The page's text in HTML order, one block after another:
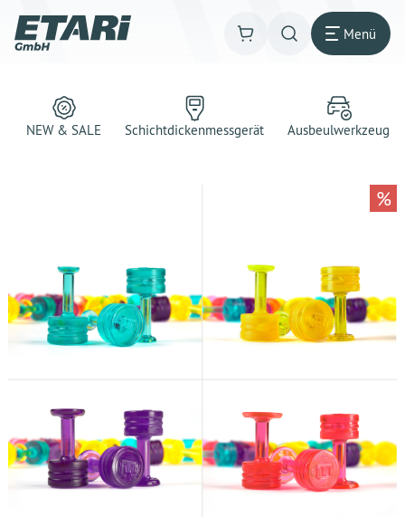
Menü
NEW & SALE Schichtdickenmessgerät Ausbeulwerkzeug
%